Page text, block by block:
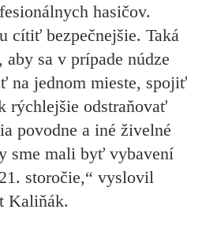
hasičov.
cítiť bezpečnejšie. Taká
aby sa v prípade núdze
na jednom mieste, spojiť
rýchlejšie odstraňovať
povodne a iné živelné
sme mali byť vybavení
storočie,“ vyslovil
Kaliňák.